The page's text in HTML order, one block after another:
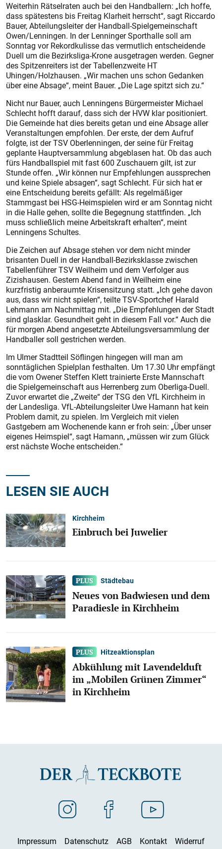
Weiterhin Rätselraten auch bei den Handballern: „Ich hoffe,
dass spätestens bis Freitag Klarheit herrscht“, sagt Riccardo
Bauer, Abteilungsleiter der Handball-Spielgemeinschaft
Owen/Lenningen. In der Lenninger Sporthalle soll am
Sonntag vor Rekordkulisse das vermutlich entscheidende
Duell um die Bezirksliga-Krone ausgetragen werden. Gegner
des Spitzenreiters ist der Tabellenzweite HT
Uhingen/Holzhausen. „Wir machen uns schon Gedanken
über eine Absage“, meint Bauer. „Die Lage spitzt sich zu.“
Nicht nur Bauer, auch Lenningens Bürgermeister Michael
Schlecht hofft darauf, dass sich der HVW klar positioniert.
Die Gemeinde hat dies bereits getan und eine Absage aller
Veranstaltungen empfohlen. Der erste, der dem Aufruf
folgte, ist der TSV Oberlenningen, der seine für Freitag
geplante Hauptversammlung abgeblasen hat. Ob das auch
fürs Handballspiel mit fast 600 Zuschauern gilt, ist zur
Stunde offen. „Wir können nur Empfehlungen aussprechen
und keine Spiele absagen“, sagt Schlecht. Für sich hat er
eine Entscheidung bereits gefällt: Als regelmäßiger
Stammgast bei HSG-Heimspielen wird er am Sonntag nicht
in die Halle gehen, sollte die Begegnung stattfinden. „Ich
muss schließlich meine Arbeitskraft erhalten“, meint
Lenningens Schultes.
Die Zeichen auf Absage stehen vor dem nicht minder
brisanten Duell in der Handball-Bezirksklasse zwischen
Tabellenführer TSV Weilheim und dem Verfolger aus
Zizishausen. Gestern Abend fand in Weilheim eine
kurzfristig anberaumte Krisensitzung statt. „Ich gehe davon
aus, dass wir nicht spielen“, teilte TSV-Sportchef Harald
Lehmann am Nachmittag mit. „Die Empfehlungen der Stadt
sind glasklar. Gesundheit geht in diesem Fall vor.“ Auch die
für morgen Abend angesetzte Abteilungsversammlung der
Handballer soll gestrichen werden.
Im Ulmer Stadtteil Söflingen hingegen will man am
sonntäglichen Spielplan festhalten. Um 17.30 Uhr empfängt
die vom Owener Steffen Klett trainierte Erste Mannschaft
die Spielgemeinschaft aus Herrenberg zum Oberliga-Duell.
Zuvor erwartet die „Zweite“ der TSG den VfL Kirchheim in
der Landesliga. VfL-Abteilungsleiter Uwe Hamann hat kein
Problem damit, zu spielen. Im Vergleich mit vielen
Gastgebern am Wochenende kann er froh sein: „Über unser
eigenes Heimspiel“, sagt Hamann, „müssen wir zum Glück
erst nächste Woche entscheiden.“
LESEN SIE AUCH
Kirchheim
Einbruch bei Juwelier
Städtebau
Neues von Badwiesen und dem
Paradiesle in Kirchheim
Hitzeaktionsplan
Abkühlung mit Lavendelduft
im „Mobilen Grünen Zimmer“
in Kirchheim
Impressum Datenschutz AGB Kontakt Widerruf